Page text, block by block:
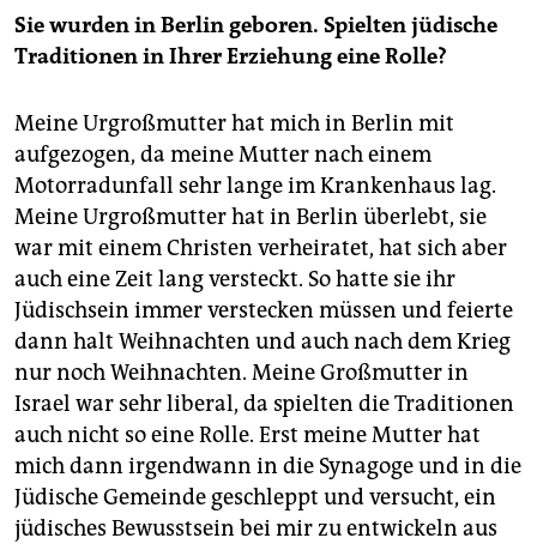
Sie wurden in Berlin geboren. Spielten jüdische
Traditionen in Ihrer Erziehung eine Rolle?
Meine Urgroßmutter hat mich in Berlin mit
aufgezogen, da meine Mutter nach einem
Motorradunfall sehr lange im Krankenhaus lag.
Meine Urgroßmutter hat in Berlin überlebt, sie
war mit einem Christen verheiratet, hat sich aber
auch eine Zeit lang versteckt. So hatte sie ihr
Jüdischsein immer verstecken müssen und feierte
dann halt Weihnachten und auch nach dem Krieg
nur noch Weihnachten. Meine Großmutter in
Israel war sehr liberal, da spielten die Traditionen
auch nicht so eine Rolle. Erst meine Mutter hat
mich dann irgendwann in die Synagoge und in die
Jüdische Gemeinde geschleppt und versucht, ein
jüdisches Bewusstsein bei mir zu entwickeln aus